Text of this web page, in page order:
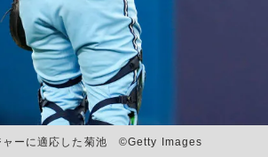
ャーに適応した菊池 ©Getty Images